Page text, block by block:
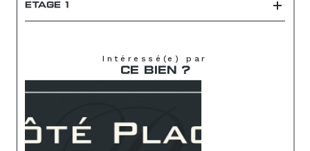
ETAGE 1
Intéressé(e) par
CE BIEN ?